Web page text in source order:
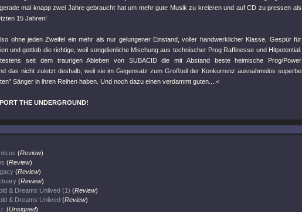
mal knapp zwei Jahre gebraucht hat um mehr gute Musik zu kreieren und auf CD zu pressen als
15 Jahren!
ohne jeden Zweifel ein mehr als nur gelungener Einstand, voller handwerklicher Klasse, Gespür für
und gottlob die richtige, weil songdienliche Mischung aus technischer Prog Raffinesse und Hitpotential.
seit dem traurigen Ableben von SUBACID die mit Abstand beste heimische Prog/Power
das nicht zuletzt deshalb, weil sie im Gegensatz zum Großteil der Konkurrenz ausnahmslos superbe
Sänger in ihren Reihen haben. Und noch dazu einen verdammt guten....<
THE UNDERGROUND!
(Review)
(Review)
(Review)
(Review)
& Dreams Unlived (1) (Review)
& Dreams Unlived (Review)
(Unsigned)